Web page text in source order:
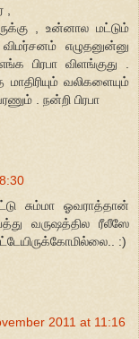
, உன்னால மட்டும்
எழுதனுன்னு
பிரபா விளங்குது .
வலிகளையும்
. நன்றி பிரபா
சும்மா ஓவராத்தான்
வருஷத்தில ரீலீஸே
:)
2011 at 11:16